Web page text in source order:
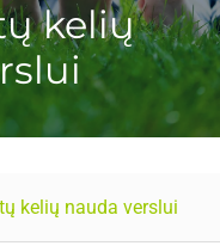
kelių
kelių nauda verslui